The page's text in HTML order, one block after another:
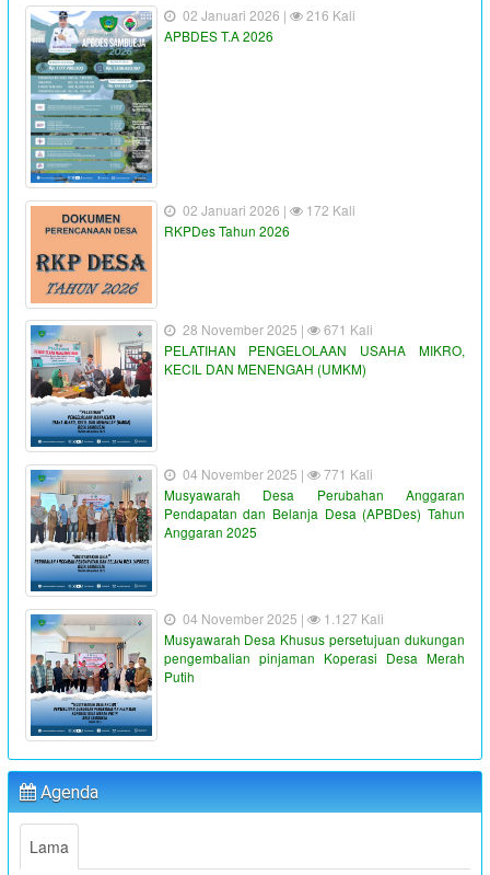
02 Januari 2026 |
216 Kali
APBDES T.A 2026
02 Januari 2026 |
172 Kali
RKPDes Tahun 2026
28 November 2025 |
671 Kali
PELATIHAN PENGELOLAAN USAHA MIKRO,
KECIL DAN MENENGAH (UMKM)
04 November 2025 |
771 Kali
Musyawarah Desa Perubahan Anggaran
Pendapatan dan Belanja Desa (APBDes) Tahun
Anggaran 2025
04 November 2025 |
1.127 Kali
Musyawarah Desa Khusus persetujuan dukungan
pengembalian pinjaman Koperasi Desa Merah
Putih
Agenda
Lama
"PENYALURAN BLT-DD TAHUN ANGGARAN 2023"
Waktu : 19 Juni 2023 16:36:38
Lokasi
Koordinator